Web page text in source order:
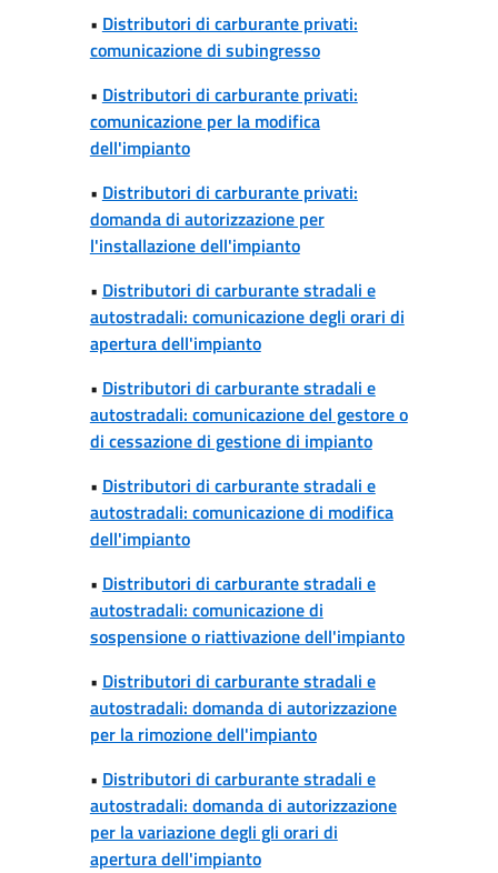
• Distributori di carburante privati:
comunicazione di subingresso
• Distributori di carburante privati:
comunicazione per la modifica
dell'impianto
• Distributori di carburante privati:
domanda di autorizzazione per
l'installazione dell'impianto
• Distributori di carburante stradali e
autostradali: comunicazione degli orari di
apertura dell'impianto
• Distributori di carburante stradali e
autostradali: comunicazione del gestore o
di cessazione di gestione di impianto
• Distributori di carburante stradali e
autostradali: comunicazione di modifica
dell'impianto
• Distributori di carburante stradali e
autostradali: comunicazione di
sospensione o riattivazione dell'impianto
• Distributori di carburante stradali e
autostradali: domanda di autorizzazione
per la rimozione dell'impianto
• Distributori di carburante stradali e
autostradali: domanda di autorizzazione
per la variazione degli gli orari di
apertura dell'impianto